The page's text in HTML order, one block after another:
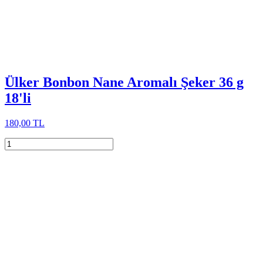
Ülker Bonbon Nane Aromalı Şeker 36 g
18'li
180,00 TL